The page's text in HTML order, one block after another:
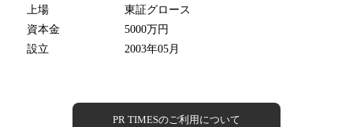
上場
東証グロース
資本金
5000万円
設立
2003年05月
PR TIMESのご利用について